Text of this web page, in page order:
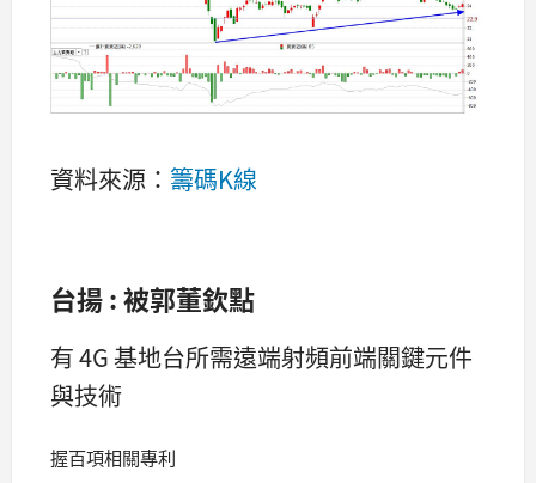
資料來源： 籌碼K線
台揚 : 被郭董欽點
有 4G 基地台所需遠端射頻前端關鍵元件
與技術
握百項相關專利